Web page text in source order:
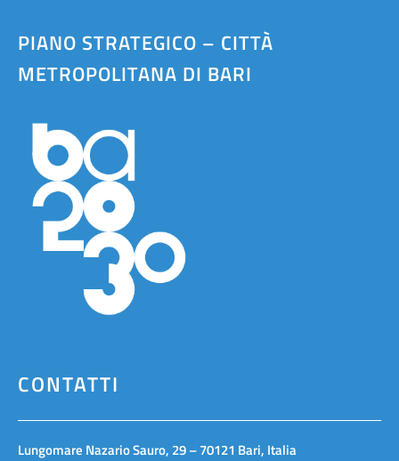
PIANO STRATEGICO – CITTÀ
METROPOLITANA DI BARI
CONTATTI
Lungomare Nazario Sauro, 29 – 70121 Bari, Italia